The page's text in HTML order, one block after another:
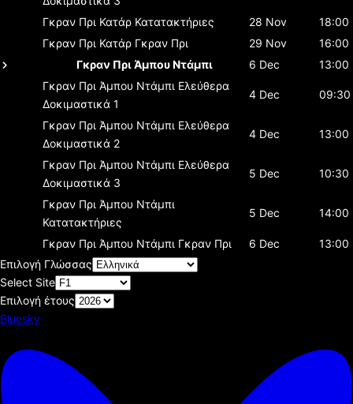
Γκραν Πρι Κατάρ Κατατακτήριες 28 Nov
18:00
Γκραν Πρι Κατάρ Γκραν Πρι 29 Nov
16:00
Γκραν Πρι Άμπου Ντάμπι
6 Dec
13:00
Γκραν Πρι Άμπου Ντάμπι Ελεύθερα
Δοκιμαστικά 1
4 Dec 09:30
Γκραν Πρι Άμπου Ντάμπι Ελεύθερα
Δοκιμαστικά 2
4 Dec 13:00
Γκραν Πρι Άμπου Ντάμπι Ελεύθερα
Δοκιμαστικά 3
5 Dec 10:30
Γκραν Πρι Άμπου Ντάμπι
Κατατακτήριες
5 Dec 14:00
Γκραν Πρι Άμπου Ντάμπι Γκραν Πρι 6 Dec
13:00
Επιλογή Γλώσσας
Select Site
Επιλογή έτους
Bluesky